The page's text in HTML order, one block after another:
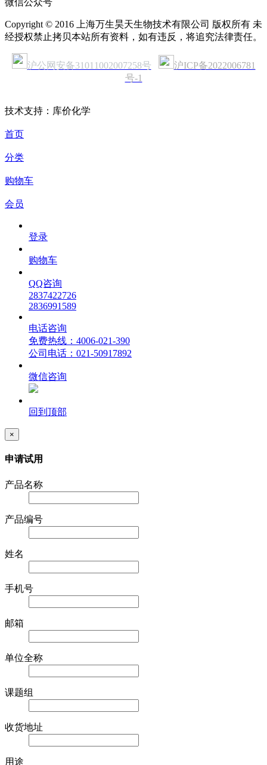
微信公众号
Copyright © 2016 上海万生昊天生物技术有限公司 版权所有 未
经授权禁止拷贝本站所有资料，如有违反，将追究法律责任。
沪公网安备31011002007258号
沪ICP备2022006781
号-1
技术支持：库价化学
首页
分类
购物车
会员
登录
购物车
QQ咨询
2837422726
2836991589
电话咨询
免费热线：4006-021-390
公司电话：021-50917892
微信咨询
回到顶部
×
申请试用
产品名称
产品编号
姓名
手机号
邮箱
单位全称
课题组
收货地址
用途